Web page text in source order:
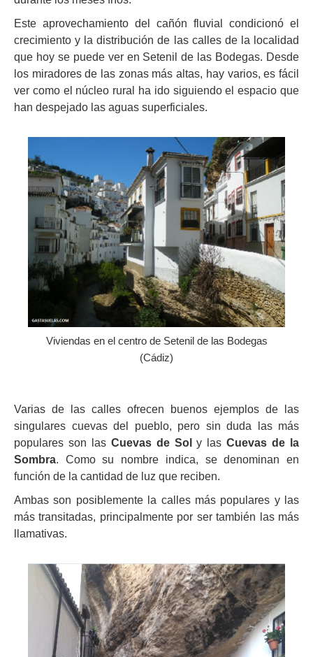
Este aprovechamiento del cañón fluvial condicionó el
crecimiento y la distribución de las calles de la localidad
que hoy se puede ver en Setenil de las Bodegas. Desde
los miradores de las zonas más altas, hay varios, es fácil
ver como el núcleo rural ha ido siguiendo el espacio que
han despejado las aguas superficiales.
Viviendas en el centro de Setenil de las Bodegas
(Cádiz)
Varias de las calles ofrecen buenos ejemplos de las
singulares cuevas del pueblo, pero sin duda las más
populares son las Cuevas de Sol y lasCuevas de la
Sombra. Como su nombre indica, se denominan en
función de la cantidad de luz que reciben.
Ambas son posiblemente la calles más populares y las
más transitadas, principalmente por ser también las más
llamativas.